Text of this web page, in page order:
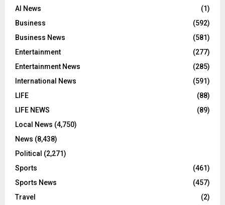
AI News
(1)
Business
(592)
Business News
(581)
Entertainment
(277)
Entertainment News
(285)
International News
(591)
LIFE
(88)
LIFE NEWS
(89)
Local News (4,750)
News (8,438)
Political (2,271)
Sports
(461)
Sports News
(457)
Travel
(2)